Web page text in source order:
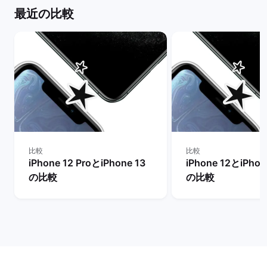
最近の比較
比較
iPhone 12 ProとiPhone 13
の比較
比較
iPhone 12と
の比較